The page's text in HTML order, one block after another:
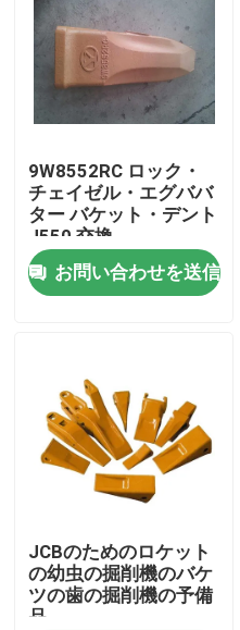
家
私達について
工場旅行
品質管理
私達に連絡しなさい
9W8552RC ロック・
チェイゼル・エグババ
ター バケット・デント
J550 交換
お問い合わせを送信
JCBのためのロケット
の幼虫の掘削機のバケ
ツの歯の掘削機の予備
品